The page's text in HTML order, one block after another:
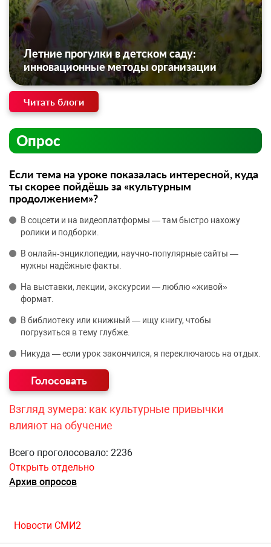
Летние прогулки в детском саду:
инновационные методы организации
Читать блоги
Опрос
Если тема на уроке показалась интересной, куда
ты скорее пойдёшь за «культурным
продолжением»?
В соцсети и на видеоплатформы — там быстро нахожу
ролики и подборки.
В онлайн‑энциклопедии, научно‑популярные сайты —
нужны надёжные факты.
На выставки, лекции, экскурсии — люблю «живой»
формат.
В библиотеку или книжный — ищу книгу, чтобы
погрузиться в тему глубже.
Никуда — если урок закончился, я переключаюсь на отдых.
Взгляд зумера: как культурные привычки
влияют на обучение
Всего проголосовало: 2236
Открыть отдельно
Архив опросов
Новости СМИ2